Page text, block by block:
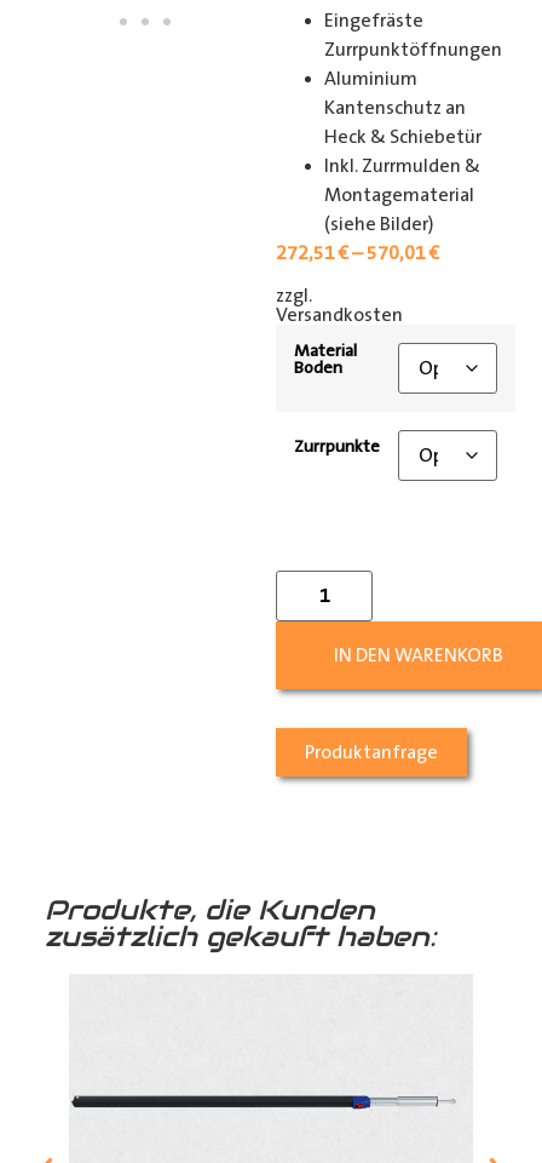
Eingefräste
Zurrpunktöffnungen
Aluminium
Kantenschutz an
Heck & Schiebetür
Inkl. Zurrmulden &
Montagematerial
(siehe Bilder)
272,51€–570,01€
zzgl.
Versandkosten
Material
Boden
Zurrpunkte
IN DEN WARENKORB
Produktanfrage
Produkte, die Kunden
zusätzlich gekauft haben: